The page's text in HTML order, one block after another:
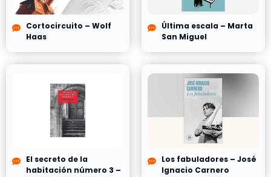
Cortocircuito – Wolf
Haas
Última escala – Marta
San Miguel
El secreto de la
habitación número 3 –
Los fabuladores – José
Ignacio Carnero